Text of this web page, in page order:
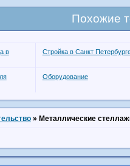
Похожие
в
Стройка в Санкт
Оборудование
» Металлические